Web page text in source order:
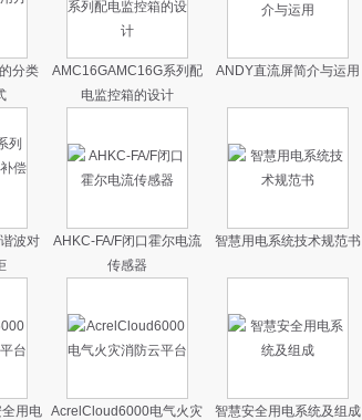
分类
AMC16GAMC16G系列配
电监控箱的设计
ANDY直流屏简介与运用
波对
AHKC-FA/F闭口霍尔电流
传感器
智慧用电系统技术规范书
用电 AcrelCloud6000电气火灾
智慧安全用电系统及组成